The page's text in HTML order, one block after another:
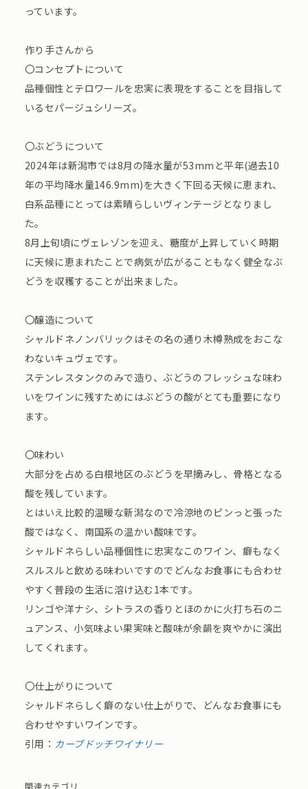
っています。
作り手さんから
〇コンセプトについて
品種個性とテロワールを忠実に表現をすることを目指して
いるセパージュシリーズ。
〇ぶどうについて
2024年は新潟市では8月の降水量が53mmと平年(過去10
年の平均降水量146.9mm)を大きく下回る天候に恵まれ、
白系品種にとっては素晴らしいヴィンテージとなりまし
た。
8月上旬頃にヴェレゾンを迎え、糖度が上昇していく時期
に天候に恵まれたことで病気が広がることもなく健全なぶ
どうを収穫することが出来ました。
〇醸造について
シャルドネノンバリックはその名の通り木樽熟成をおこな
わないキュヴェです。
ステンレスタンクのみで造り、ぶどうのフレッシュな味わ
いをワインに残すためにはぶどうの酸がとても重要になり
ます。
〇味わい
大部分を占める白根地区のぶどうを早摘みし、骨格となる
酸を残しています。
とはいえ比較的温暖な新潟なので冷涼地のピンっと張った
酸ではなく、南国系の温かい酸味です。
シャルドネらしい品種個性に忠実なこのワイン、癖もなく
スルスルと飲める味わいですのでどんなお食事にも合わせ
やすく普段の生活に溶け込む1本です。
リンゴや洋ナシ、シトラスの香りとほのかに火打ち石のニ
ュアンス、小気味よい果実味と酸味が余韻を爽やかに演出
してくれます。
〇仕上がりについて
シャルドネらしく癖のない仕上がりで、どんなお食事にも
合わせやすいワインです。
引用： カーブドッチワイナリー
関連カテゴリ